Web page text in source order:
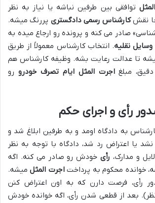
توافقی بین طرفین نباشه یا نیاز به نظر
نقشکارشناس رسمی دادگستری پررنگ میشه.
صادر می کنه و پرونده رو ارجاع میده به
نقلیه. انتخاب کارشناس معمولاً از طریق
تا عدالت رعایت بشه. وظیفه کارشناس هم
مبلغاجرت المثل ایام تصرف خودرو رو
رأی و اجرای حکم
به دادگاه اومد و به طرفین ابلاغ شد و
یا اعتراض رد شد، دادگاه با توجه به نظر
و مدارک، رأی خودش رو صادر می کنه. اگه
خوانده محکوم به پرداختاجرت المثلمیشه.
رأی، فرصت دارن که به اون اعتراض کنن
بعد از قطعی شدن رأی، اگه خوانده خودش